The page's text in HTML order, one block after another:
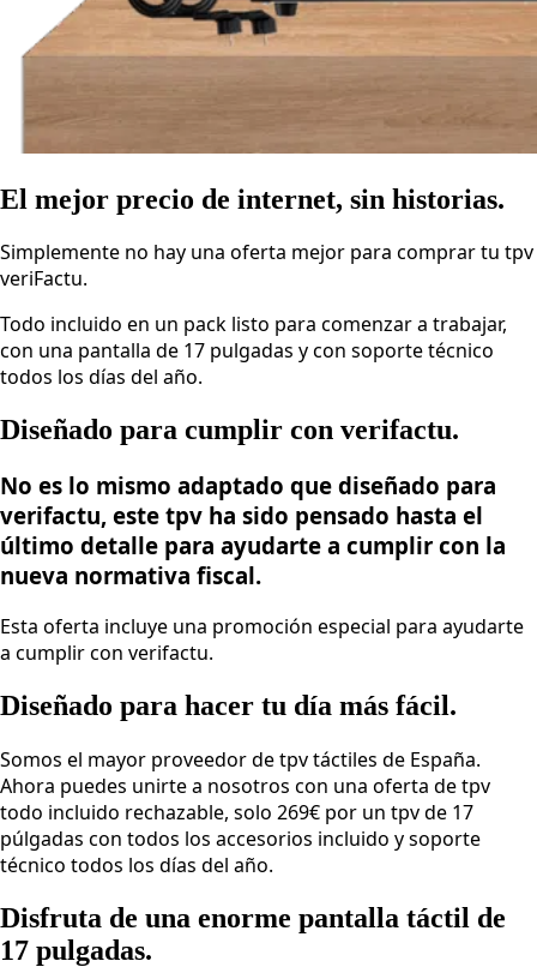
El mejor precio de internet, sin historias.
Simplemente no hay una oferta mejor para comprar tu tpv
veriFactu.
Todo incluido en un pack listo para comenzar a trabajar,
con una pantalla de 17 pulgadas y con soporte técnico
todos los días del año.
Diseñado para cumplir con verifactu.
No es lo mismo adaptado que diseñado para
verifactu, este tpv ha sido pensado hasta el
último detalle para ayudarte a cumplir con la
nueva normativa fiscal.
Esta oferta incluye una promoción especial para ayudarte
a cumplir con verifactu.
Diseñado para hacer tu día más fácil.
Somos el mayor proveedor de tpv táctiles de España.
Ahora puedes unirte a nosotros con una oferta de tpv
todo incluido rechazable, solo 269€ por un tpv de 17
púlgadas con todos los accesorios incluido y soporte
técnico todos los días del año.
Disfruta de una enorme pantalla táctil de
17 pulgadas.